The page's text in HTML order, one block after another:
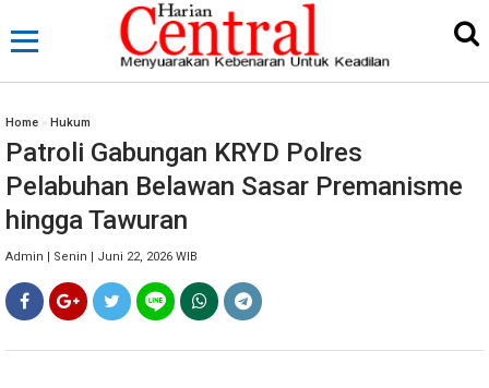
Home » Hukum
Patroli Gabungan KRYD Polres
Pelabuhan Belawan Sasar Premanisme
hingga Tawuran
Admin | Senin | Juni 22, 2026 WIB